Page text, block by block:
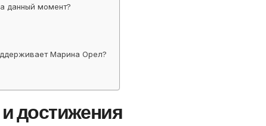
данный момент?
Марина Орел?
достижения